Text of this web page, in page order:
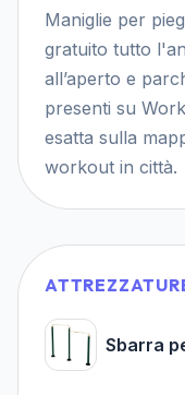
Maniglie per
gratuito tutto
all’aperto e
presenti su
esatta sulla
workout in città.
Sbarra